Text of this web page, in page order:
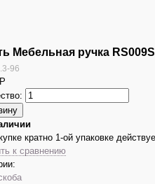
Мебельная ручка
96
Р
кратно 1-ой упаковке
к сравнению